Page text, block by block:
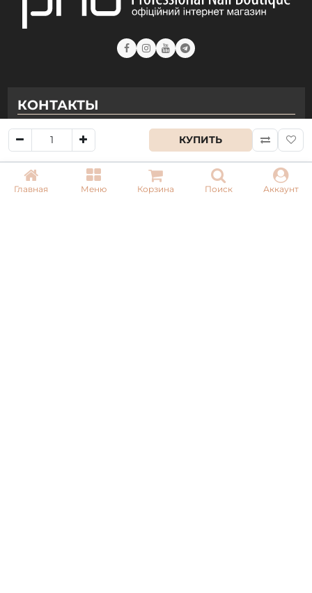
Главная Меню Корзина Поиск Аккаунт
КУПИТЬ
КОНТАКТЫ
+ 38 (050) 075 35 05
+ 38 (097) 075 35 05
+ 38 (093) 075 35 05